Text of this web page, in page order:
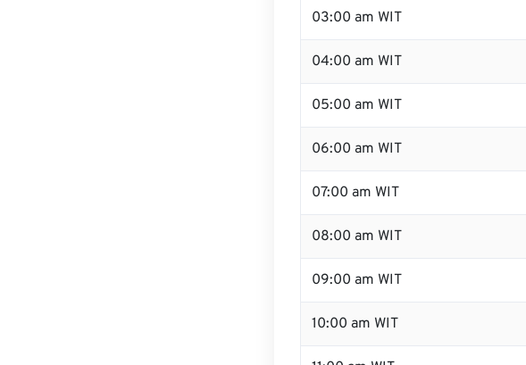
03:00 am WIT
04:00 am WIT
05:00 am WIT
06:00 am WIT
07:00 am WIT
08:00 am WIT
09:00 am WIT
10:00 am WIT